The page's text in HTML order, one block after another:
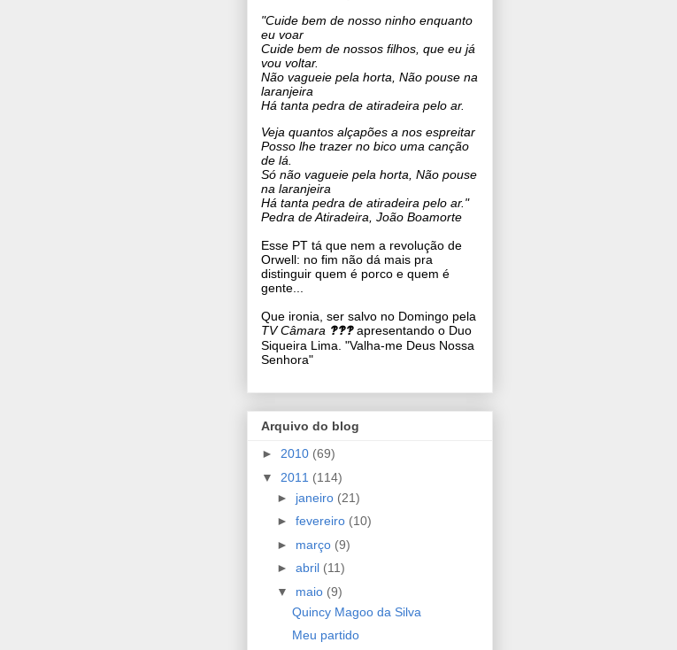
"Cuide bem de nosso ninho enquanto
eu voar
Cuide bem de nossos filhos, que eu já
vou voltar.
Não vagueie pela horta, Não pouse na
laranjeira
Há tanta pedra de atiradeira pelo ar.
Veja quantos alçapões a nos espreitar
Posso lhe trazer no bico uma canção
de lá.
Só não vagueie pela horta, Não pouse
na laranjeira
Há tanta pedra de atiradeira pelo ar."
Pedra de Atiradeira, João Boamorte
Esse PT tá que nem a revolução de
Orwell: no fim não dá mais pra
distinguir quem é porco e quem é
gente...
Que ironia, ser salvo no Domingo pela
TV Câmara ‽‽‽ apresentando o Duo
Siqueira Lima. "Valha-me Deus Nossa
Senhora"
Arquivo do blog
► 2010 (69)
▼ 2011 (114)
► janeiro (21)
► fevereiro (10)
► março (9)
► abril (11)
▼ maio (9)
Quincy Magoo da Silva
Meu partido